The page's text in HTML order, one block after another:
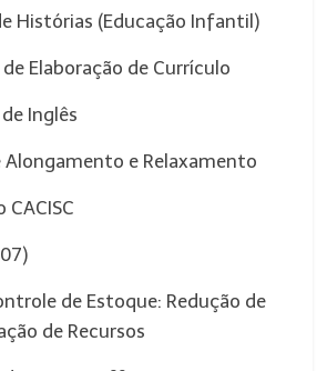
Histórias (Educação Infantil)
Elaboração de Currículo
Inglês
Alongamento e Relaxamento
de Estoque: Redução de
de Recursos